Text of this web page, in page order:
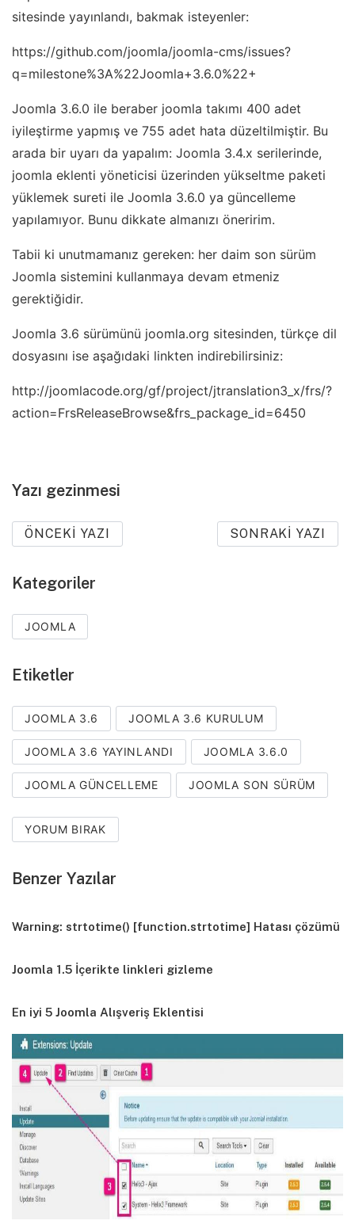
sitesinde yayınlandı, bakmak isteyenler:
https://github.com/joomla/joomla-cms/issues?
q=milestone%3A%22Joomla+3.6.0%22+
Joomla 3.6.0 ile beraber joomla takımı 400 adet
iyileştirme yapmış ve 755 adet hata düzeltilmiştir. Bu
arada bir uyarı da yapalım: Joomla 3.4.x serilerinde,
joomla eklenti yöneticisi üzerinden yükseltme paketi
yüklemek sureti ile Joomla 3.6.0 ya güncelleme
yapılamıyor. Bunu dikkate almanızı öneririm.
Tabii ki unutmamanız gereken: her daim son sürüm
Joomla sistemini kullanmaya devam etmeniz
gerektiğidir.
Joomla 3.6 sürümünü joomla.org sitesinden, türkçe dil
dosyasını ise aşağıdaki linkten indirebilirsiniz:
http://joomlacode.org/gf/project/jtranslation3_x/frs/?
action=FrsReleaseBrowse&frs_package_id=6450
Yazı gezinmesi
ÖNCEKI YAZI SONRAKI YAZI
Kategoriler
JOOMLA
Etiketler
JOOMLA 3.6 JOOMLA 3.6 KURULUM
JOOMLA 3.6 YAYINLANDI JOOMLA 3.6.0
JOOMLA GÜNCELLEME JOOMLA SON SÜRÜM
YORUM BIRAK
Benzer Yazılar
Warning: strtotime() [function.strtotime] Hatası çözümü
Joomla 1.5 İçerikte linkleri gizleme
En iyi 5 Joomla Alışveriş Eklentisi